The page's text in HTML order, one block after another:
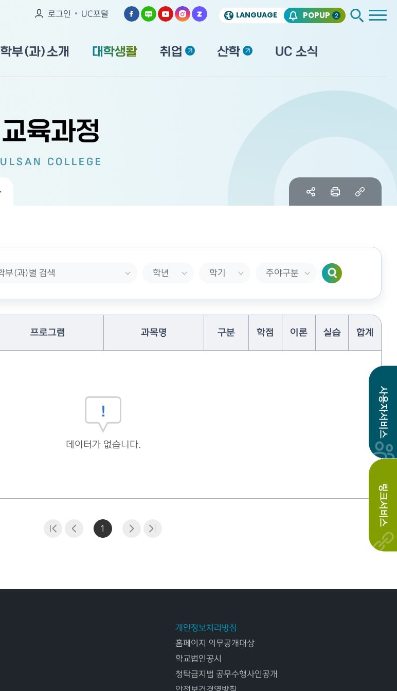
POPUP 2
사용자서비스
링크서비스
로그인 UC포털 LANGUAGE
학부(과)소개 대학생활 취업 산학 UC 소식
교육과정
ULSAN COLLEGE
프로그램 과목명 구분 학점 이론 실습 합계
데이터가 없습니다.
1
개인정보처리방침
홈페이지 의무공개대상
학교법인공시
청탁금지법 공무수행사인공개